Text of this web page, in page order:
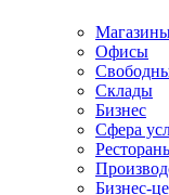
Офисы
Склады
Бизнес
Сфера
Бизнес-